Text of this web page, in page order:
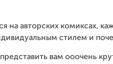
на авторских комиксах,
стилем и
вам ооочень